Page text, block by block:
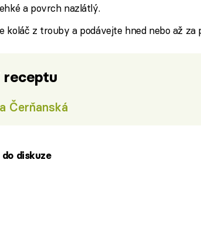
a povrch nazlátlý.
koláč z trouby a podávejte hned nebo až za
receptu
Čerňanská
diskuze